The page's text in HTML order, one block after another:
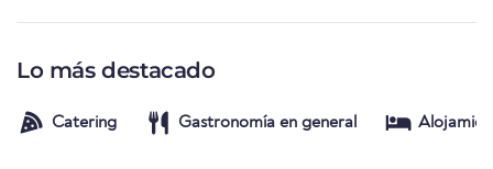
Lo más destacado
Catering Gastronomía en general